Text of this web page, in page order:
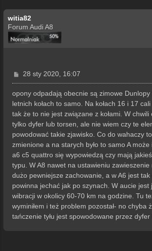
witia82
Forum Audi A8
P
o
s
28 sty 2020, 16:07
opony odpadają obecnie są zimowe Dunlopy
letnich kołach to samo. Na kołach 16 i 17
tak że to nie jest związane z kołami. W chwili
tylko dyfer lub torsen, ale nie wiem czy te
powodować takie zjawisko. Co do wahaczy
zmienione a na starych było to samo A
a6 c5 quattro się wypowiedzą czy mają
typu. W A8 nawet na ustawieniu
dużo pewniejsze zachowanie, a w A6 jest tak
powinna jechać jak po szynach. W aucie jest
wibracji w okolicy 60-70 km na godzine. Tu
wyminiłem i też problem pozostał- no chyba
tańczenie tyłu jest spowodowane przez dyfer